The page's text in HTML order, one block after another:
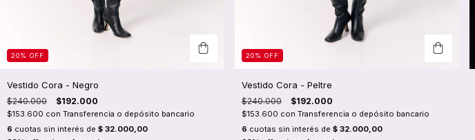
20% OFF
Vestido Cora - Negro
$240.000 $192.000
$153.600 con Transferencia o depósito bancario
6 cuotas sin interés de $ 32.000,00
20% OFF
Vestido Cora - Peltre
$240.000 $192.000
$153.600 con Transferencia o depósito bancario
6 cuotas sin interés de $ 32.000,00